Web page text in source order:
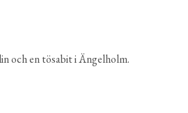
och en tösabit i Ängelholm.